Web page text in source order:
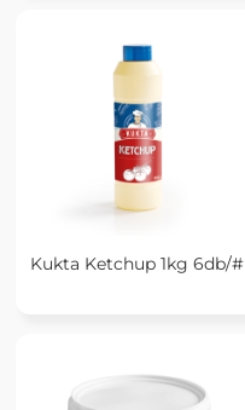
Kukta Ketchup 1kg 6db/#